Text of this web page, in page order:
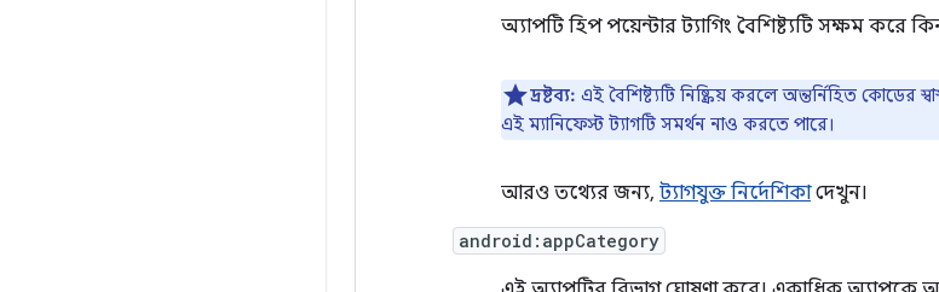
অ্যাপটি হিপ পয়েন্টার ট্যাগিং বৈশিষ্ট্যটি সক্ষম করে
দ্রষ্টব্য: এই বৈশিষ্ট্যটি নিষ্ক্রিয় করলে অন্তর্নিহিত কোডের
এই ম্যানিফেস্ট ট্যাগটি সমর্থন নাও করতে পারে।
আরও তথ্যের জন্য, ট্যাগযুক্ত নির্দেশিকাদেখুন।
android:appCategory